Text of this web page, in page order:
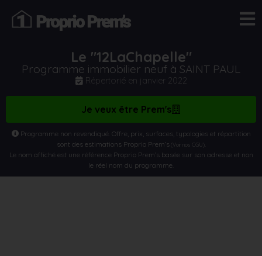
Le "12LaChapelle"
Programme immobilier neuf à SAINT PAUL
Répertorié en janvier 2022
Je veux être Prem's
Programme non revendiqué. Offre, prix, surfaces, typologies et répartition
sont des estimations Proprio Prem’s(Voir nos CGU)
Le nom affiché est une référence Proprio Prem’s basée sur son adresse et non
le réel nom du programme.